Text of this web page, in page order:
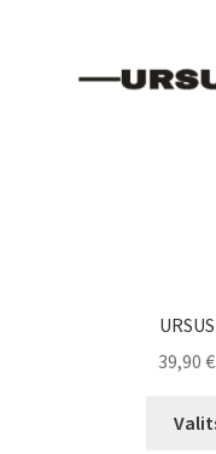
Silityskuvioiden
39,90 €